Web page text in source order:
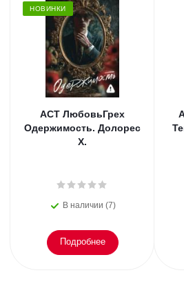
НОВИНКИ
АСТ ЛюбовьГрех
Одержимость. Долорес
Х.
В наличии (7)
Подробнее